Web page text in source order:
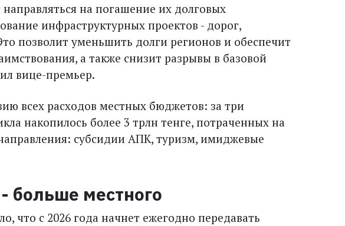
на погашение их долговых
инфраструктурных проектов - дорог,
позволит уменьшить долги регионов и обеспечит
а также снизит разрывы в базовой
вице-премьер.
всех расходов местных бюджетов: за три
накопилось более 3 трлн тенге, потраченных на
субсидии АПК, туризм, имиджевые
больше местного
что с 2026 года начнет ежегодно передавать